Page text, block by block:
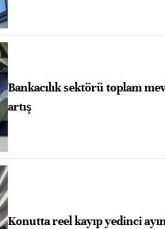
Bankacılık sektörü toplam
artış
Konutta reel kayıp yedinci